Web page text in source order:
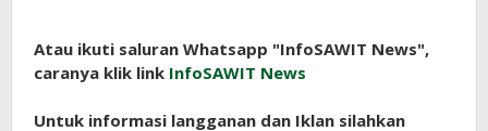
Atau ikuti saluran Whatsapp "InfoSAWIT News",
caranya klik link InfoSAWIT News
Untuk informasi langganan dan Iklan silahkan